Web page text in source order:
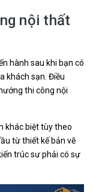
nội thất
hành sau khi bạn có
khách sạn. Điều
thi công nội
khác biệt tùy theo
từ thiết kế bản vẽ
trúc sư phải có sự